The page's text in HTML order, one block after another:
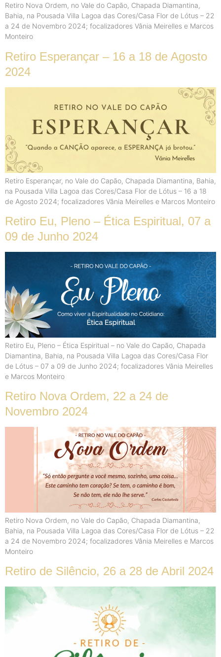
Retiro Nova Ordem, no Vale do Capão, Chapada Diamantina,
Bahia, na Pousada Villa Lagoa das Cores/Casa Flor de Lótus – 22
a 24 de Novembro 2024; focalizadores Vânia Meirelles e Marcos
Monteiro
Retiro Esperançar – 16 a 18 de Agosto
2024
Retiro Esperançar, no Vale do Capão, Chapada Diamantina, Bahia,
na Pousada Villa Lagoa das Cores/Casa Flor de Lótus – 16 a 18
de Agosto 2024; focalizadores Vânia Meirelles e Marcos Monteiro
Retiro Eu, Pleno – Ética Espiritual, 07 a
09 de Junho 2024
Retiro Eu, Pleno – Ética Espiritual – no Vale do Capão, Chapada
Diamantina, Bahia, na Pousada Villa Lagoa das Cores/Casa Flor
de Lótus – 07 a 09 de Junho 2024; focalizadores Vânia Meirelles
e Marcos Monteiro
Retiro Nova Ordem, 22 a 24 de
Novembro 2024
Retiro Nova Ordem, no Vale do Capão, Chapada Diamantina,
Bahia, na Pousada Villa Lagoa das Cores/Casa Flor de Lótus – 22
a 24 de Novembro 2024; focalizadores Vânia Meirelles e Marcos
Monteiro
Retiro de Silêncio, 26 a 28 de Abril 2024